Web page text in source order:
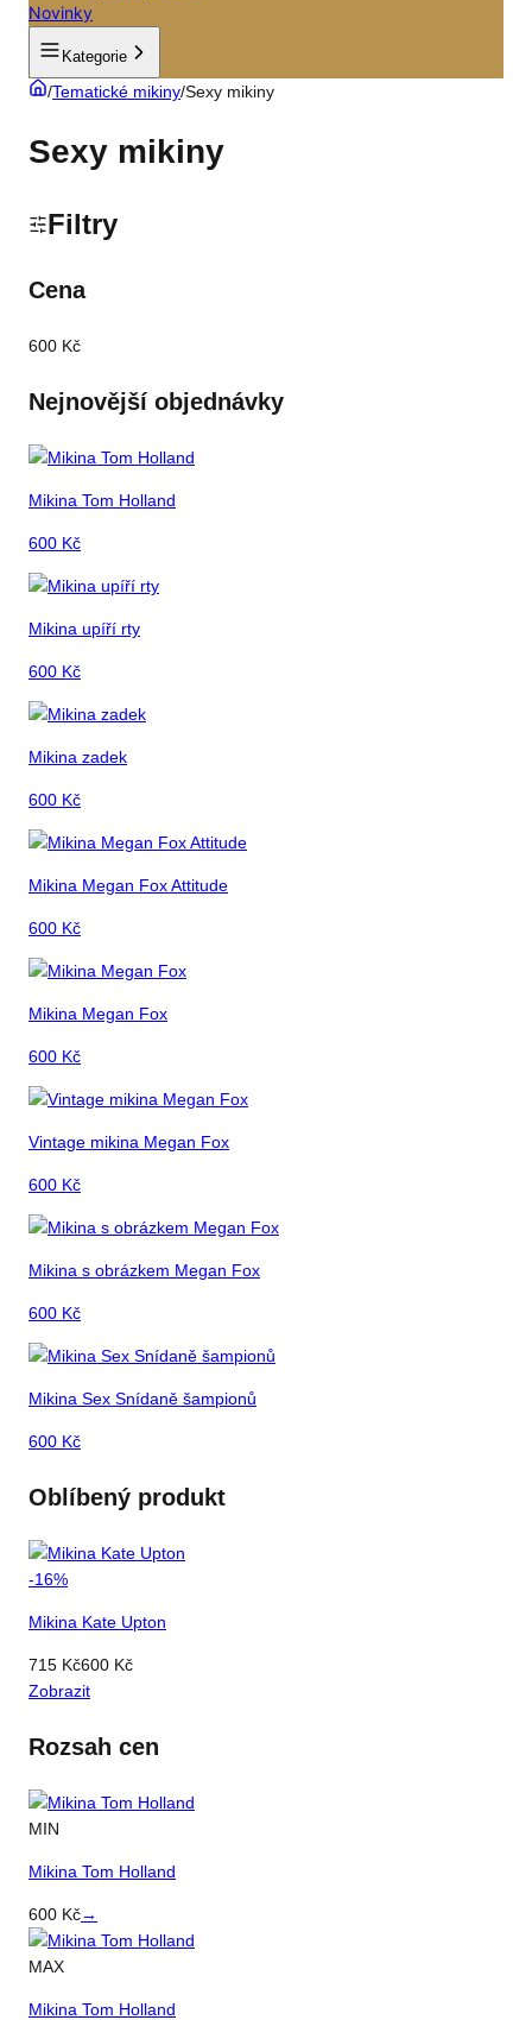
Novinky
Kategorie
/Tematické mikiny/Sexy mikiny
Sexy mikiny
Filtry
Cena
600 Kč
Nejnovější objednávky
Mikina Tom Holland
600 Kč
Mikina upíří rty
600 Kč
Mikina zadek
600 Kč
Mikina Megan Fox Attitude
600 Kč
Mikina Megan Fox
600 Kč
Vintage mikina Megan Fox
600 Kč
Mikina s obrázkem Megan Fox
600 Kč
Mikina Sex Snídaně šampionů
600 Kč
Oblíbený produkt
-16%
Mikina Kate Upton
715 Kč600 Kč
Zobrazit
Rozsah cen
MIN
Mikina Tom Holland
600 Kč→
MAX
Mikina Tom Holland